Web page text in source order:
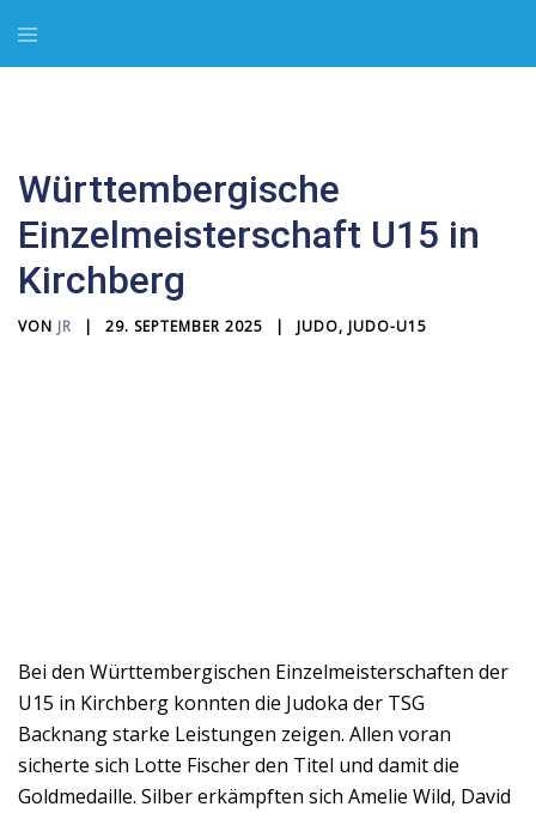
Inhalt
Menü
umschalten
Württembergische
Einzelmeisterschaft U15 in
Kirchberg
VON JR 29. SEPTEMBER 2025 JUDO, JUDO-U15
Bei den Württembergischen Einzelmeisterschaften der
U15 in Kirchberg konnten die Judoka der TSG
Backnang starke Leistungen zeigen. Allen voran
sicherte sich Lotte Fischer den Titel und damit die
Goldmedaille. Silber erkämpften sich Amelie Wild, David